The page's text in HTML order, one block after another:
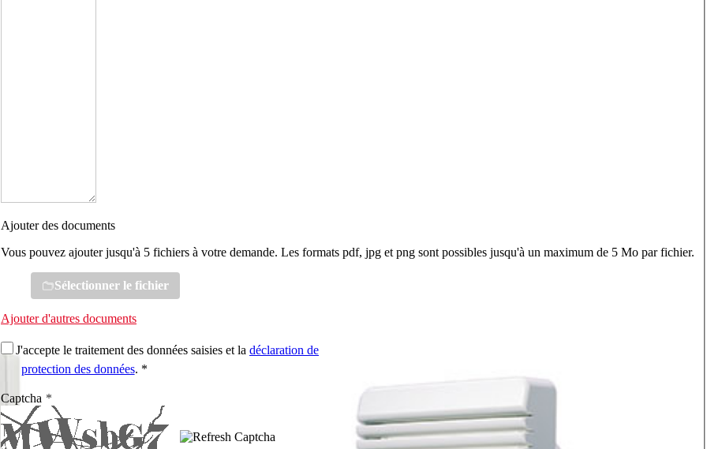
Ajouter des documents
Vous pouvez ajouter jusqu'à 5 fichiers à votre demande. Les formats pdf, jpg et png sont possibles jusqu'à un maximum de 5 Mo par fichier.
Sélectionner le fichier
Ajouter d'autres documents
J'accepte le traitement des données saisies et la déclaration de
protection des données. *
Captcha